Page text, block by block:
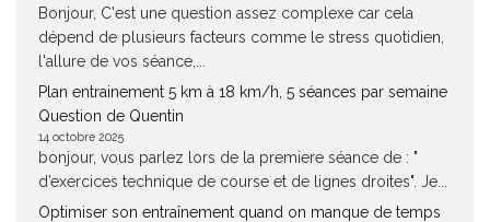
Bonjour, C'est une question assez complexe car cela
dépend de plusieurs facteurs comme le stress quotidien,
l'allure de vos séance,...
Plan entrainement 5 km à 18 km/h, 5 séances par semaine
Question de Quentin
14 octobre 2025
bonjour, vous parlez lors de la premiere séance de : "
d’exercices technique de course et de lignes droites". Je...
Optimiser son entraînement quand on manque de temps